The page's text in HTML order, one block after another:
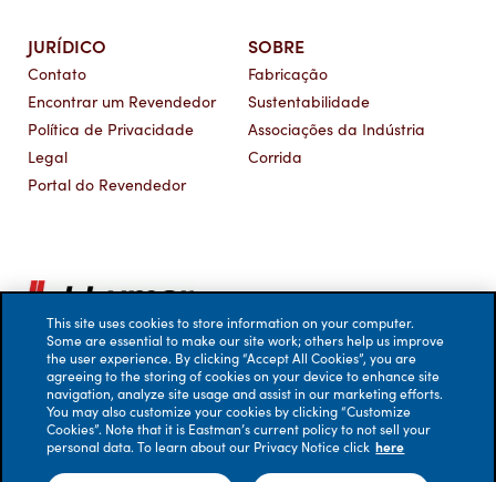
JURÍDICO
Contato
Encontrar um Revendedor
Política de Privacidade
Legal
Portal do Revendedor
SOBRE
Fabricação
Sustentabilidade
Associações da Indústria
Corrida
© 2026 Eastman Performance Films, LLC. Todos os direitos
This site uses cookies to store information on your computer.
Some are essential to make our site work; others help us improve
the user experience. By clicking “Accept All Cookies”, you are
agreeing to the storing of cookies on your device to enhance site
navigation, analyze site usage and assist in our marketing efforts.
You may also customize your cookies by clicking “Customize
Cookies”. Note that it is Eastman’s current policy to not sell your
personal data. To learn about our Privacy Notice click here